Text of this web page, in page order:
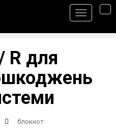
R для
блокнот